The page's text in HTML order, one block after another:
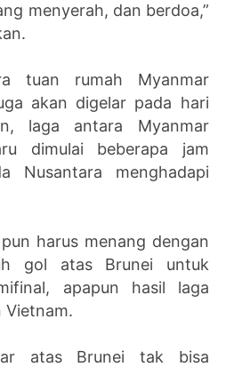
menyerah, dan berdoa,”
tuan rumah Myanmar
akan digelar pada hari
laga antara Myanmar
dimulai beberapa jam
Nusantara menghadapi
harus menang dengan
gol atas Brunei untuk
apapun hasil laga
Vietnam.
atas Brunei tak bisa